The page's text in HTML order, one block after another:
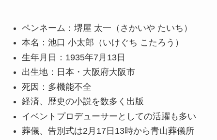
ペンネーム：堺屋 太一（さかいや たいち）
本名：池口 小太郎（いけぐち こたろう）
生年月日：1935年7月13日
出生地：日本・大阪府大阪市
死因：多機能不全
経済、歴史の小説を数多く出版
イベントプロデューサーとしての活躍も多い
葬儀、告別式は2月17日13時から青山葬儀所